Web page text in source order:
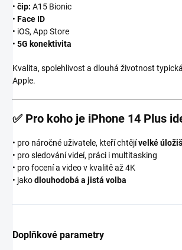
• čip: A15 Bionic
• Face ID
• iOS, App Store
• 5G konektivita
Kvalita, spolehlivost a dlouhá životnost
Apple.
✅ Pro koho je iPhone 14 Plus
• pro náročné uživatele, kteří chtějívelké
• pro sledování videí, práci i multitasking
• pro focení a video v kvalitě až 4K
• jakodlouhodobá a jistá volba
Doplňkové parametry